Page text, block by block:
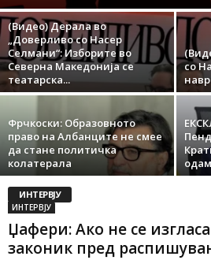
(Видео) Дерала во
„Доверливо со Насер
Селмани“: Изборите во
Северна Македонија се
театарска...
со
Фрчкоски: Образовното
право на Албанците не смее
да стане политичка
колатерала
ИНТЕРВЈУ
ИНТЕРВЈУ
Џафери: Ако не се
законик пред